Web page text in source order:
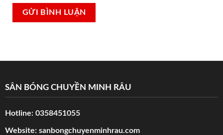
SÂN BÓNG CHUYỀN MINH RÂU
Hotline: 0358451055
Website: sanbongchuyenminhrau.com